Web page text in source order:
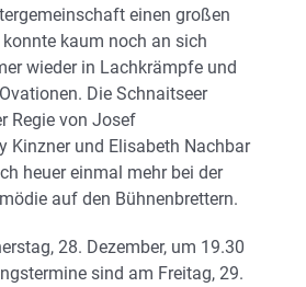
einen großen
kaum noch an sich
wieder in Lachkrämpfe und
Die Schnaitseer
Regie von Josef
Kinzner und Elisabeth Nachbar
heuer einmal mehr bei der
auf den Bühnenbrettern.
28. Dezember, um 19.30
sind am Freitag, 29.